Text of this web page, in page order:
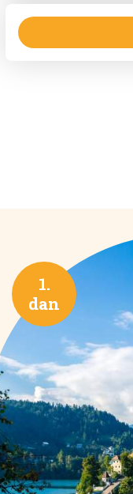
1.
dan